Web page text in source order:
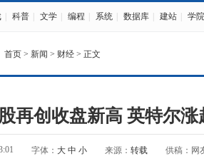
科普 文学 编程 系统 数据库 建站 学院
首页 > 新闻 > 财经 > 正文
再创收盘新高 英特尔涨
字体： 大 中 小 来源： 转载 供稿：网